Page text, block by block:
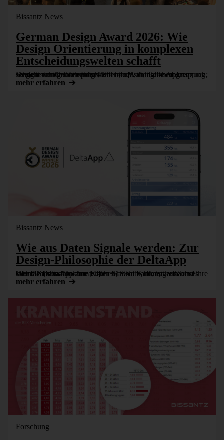
Bissantz News
German Design Award 2026: Wie
Design Orientierung in komplexen
Entscheidungswelten schafft
Design steht heute unter einem neuen, dringlichen Anspruch: Es geht weniger um Form, Stil oder ästhetische Abgrenzung, sondern um Orientierung – in einer Welt, die komplexer, schneller und widersprüchlicher [...]
mehr erfahren
Bissantz News
Wie aus Daten Signale werden: Zur
Design-Philosophie der DeltaApp
Wer die DeltaApp zum ersten Mal sieht, nimmt zunächst ihre Oberfläche wahr: klare Flächen, zwei Farben, große und kleine Zahlen. Doch was hier sichtbar wird, ist kein neues Interface, sondern eine [...]
mehr erfahren
Forschung